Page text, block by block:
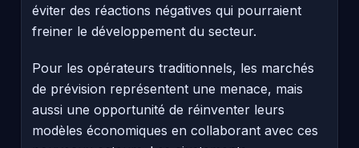
éviter des réactions négatives qui pourraient
freiner le développement du secteur.
Pour les opérateurs traditionnels, les marchés
de prévision représentent une menace, mais
aussi une opportunité de réinventer leurs
modèles économiques en collaborant avec ces